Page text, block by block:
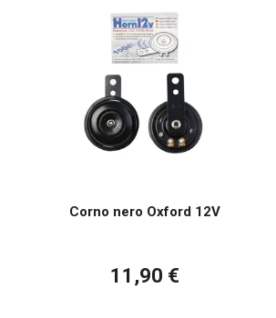
Corno nero Oxford 12V
11,90 €